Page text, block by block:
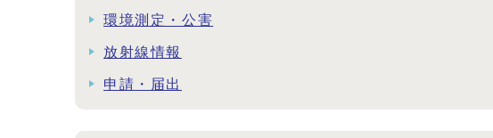
環境測定・公害
放射線情報
申請・届出